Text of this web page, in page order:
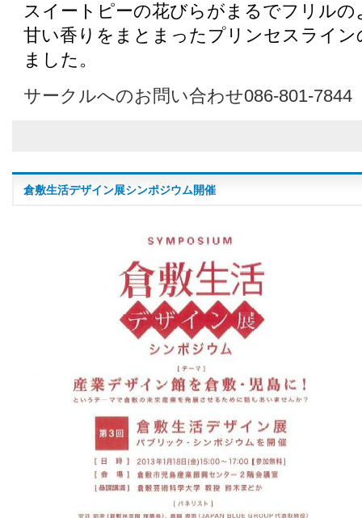
スイートピーの花びらがまるでフリルの
甘い香りをまとまったプリンセスライ
ました。
サークルへのお問い合わせ086-801-7844
倉敷生活デザイン展シンポジウム開催